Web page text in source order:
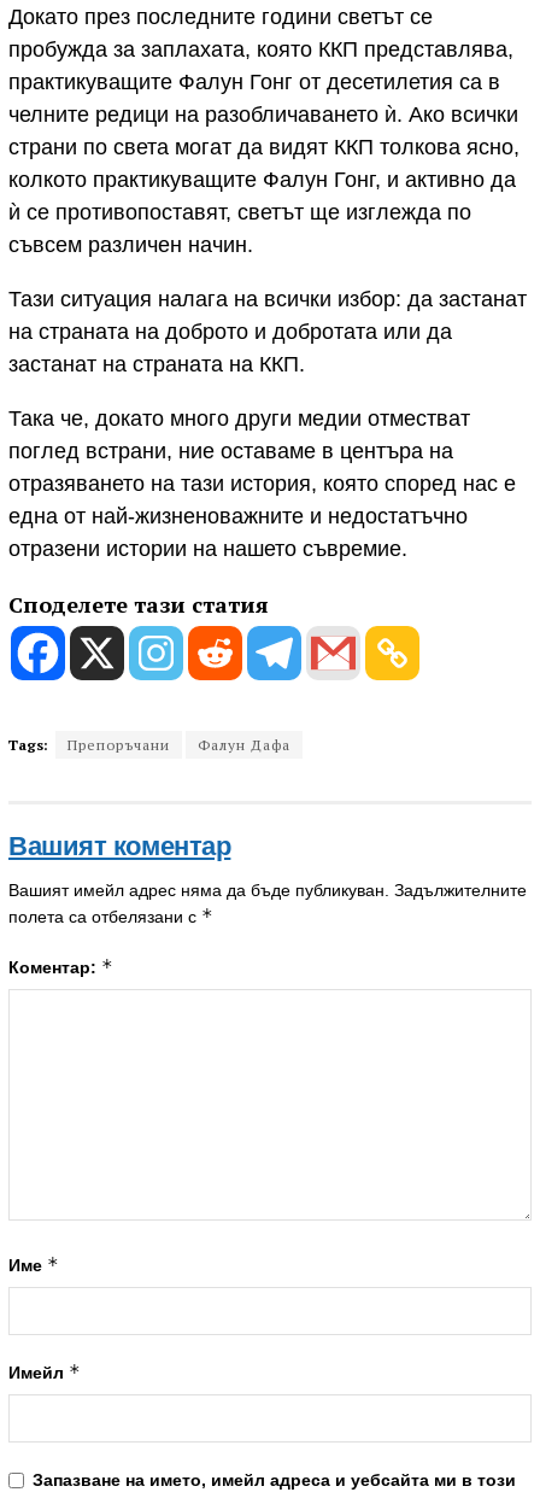
Докато през последните години светът се
пробужда за заплахата, която ККП представлява,
практикуващите Фалун Гонг от десетилетия са в
челните редици на разобличаването ѝ. Ако всички
страни по света могат да видят ККП толкова ясно,
колкото практикуващите Фалун Гонг, и активно да
ѝ се противопоставят, светът ще изглежда по
съвсем различен начин.
Тази ситуация налага на всички избор: да застанат
на страната на доброто и добротата или да
застанат на страната на ККП.
Така че, докато много други медии отместват
поглед встрани, ние оставаме в центъра на
отразяването на тази история, която според нас е
една от най-жизненоважните и недостатъчно
отразени истории на нашето съвремие.
Споделете тази статия
Tags: Препоръчани Фалун Дафа
Вашият коментар
Вашият имейл адрес няма да бъде публикуван. Задължителните
полета са отбелязани с *
Коментар: *
Име *
Имейл *
Запазване на името, имейл адреса и уебсайта ми в този